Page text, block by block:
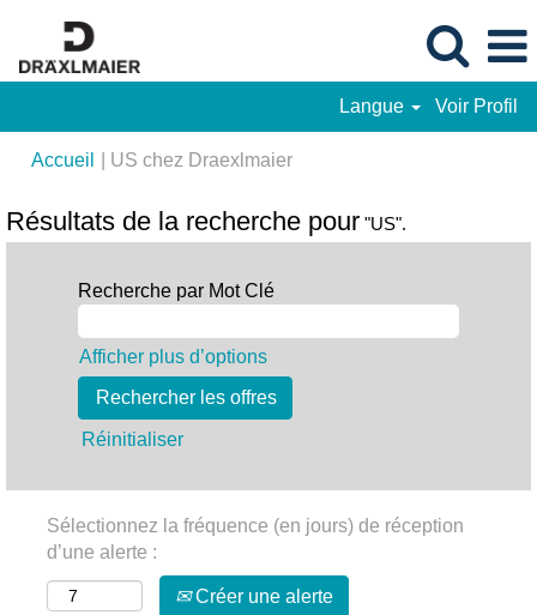
Langue Voir Profil
Accueil US chez Draexlmaier(page
Résultats de la recherche pour "US".
Recherche par Mot Clé
Afficher plus d’options
Réinitialiser
Sélectionnez la fréquence (en jours) de réception
d’une alerte :
Créer une alerte